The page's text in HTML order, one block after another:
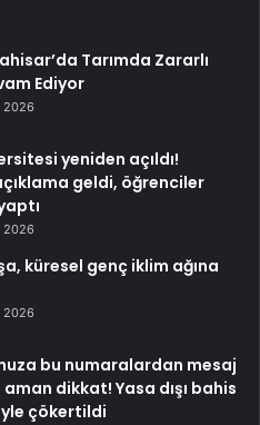
Tarımda Zararlı
Ediyor
2026
yeniden açıldı!
geldi, öğrenciler
2026
küresel genç iklim ağına
2026
bu numaralardan mesaj
dikkat! Yasa dışı bahis
çökertildi